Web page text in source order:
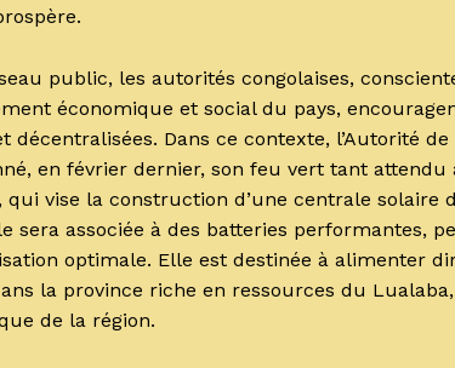
public, les autorités congolaises,
économique et social du pays,
décentralisées. Dans ce contexte, l’Autorité
en février dernier, son feu vert tant
qui vise la construction d’une centrale solaire
sera associée à des batteries performantes,
optimale. Elle est destinée à alimenter
la province riche en ressources du
de la région.